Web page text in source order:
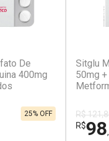
De
400mg
25% OFF
Sitglu
50mg
R$
R$98